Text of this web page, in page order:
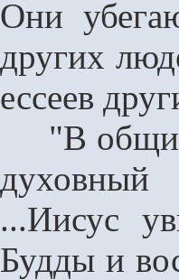
Они
других
ессеев
"В
...Иисус
Будды и